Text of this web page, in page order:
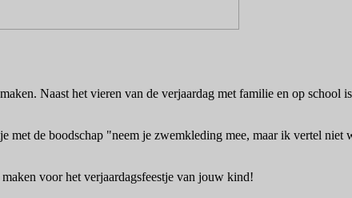
Naast het vieren van de verjaardag met familie en op school
de boodschap "neem je zwemkleding mee, maar ik vertel niet
voor het verjaardagsfeestje van jouw kind!